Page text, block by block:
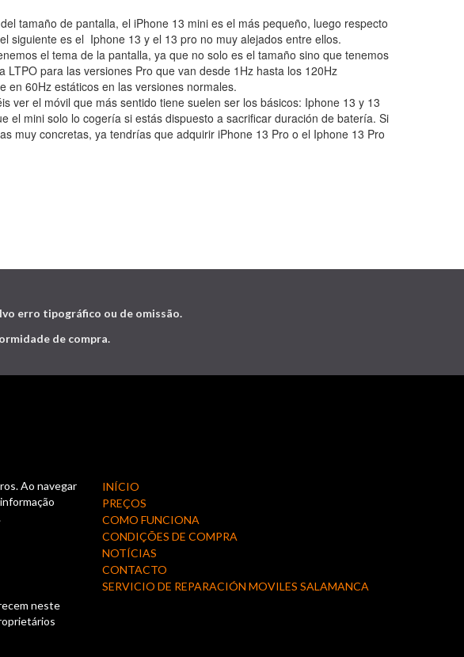
tamaño de pantalla, el iPhone 13 mini es el más pequeño, luego respecto
siguiente es el Iphone 13 y el 13 pro no muy alejados entre ellos.
el tema de la pantalla, ya que no solo es el tamaño sino que tenemos
LTPO para las versiones Pro que van desde 1Hz hasta los 120Hz
en 60Hz estáticos en las versiones normales.
ver el móvil que más sentido tiene suelen ser los básicos: Iphone 13 y 13
el mini solo lo cogería si estás dispuesto a sacrificar duración de batería. Si
muy concretas, ya tendrías que adquirir iPhone 13 Pro o el Iphone 13 Pro
erro tipográfico ou de omissão.
de compra.
Ao navegar
neste
INÍCIO
PREÇOS
COMO FUNCIONA
CONDIÇÕES DE COMPRA
NOTÍCIAS
CONTACTO
SERVICIO DE REPARACIÓN MOVILES SALAMANCA